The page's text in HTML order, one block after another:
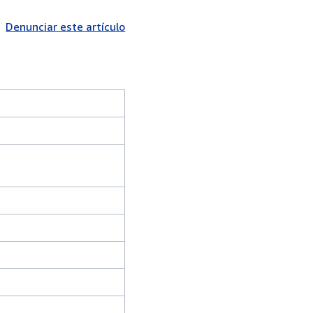
Denunciar este artículo